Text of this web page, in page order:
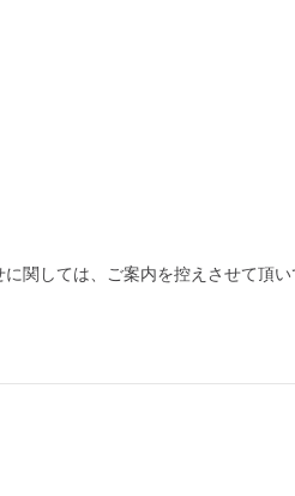
関しては、ご案内を控えさせて頂